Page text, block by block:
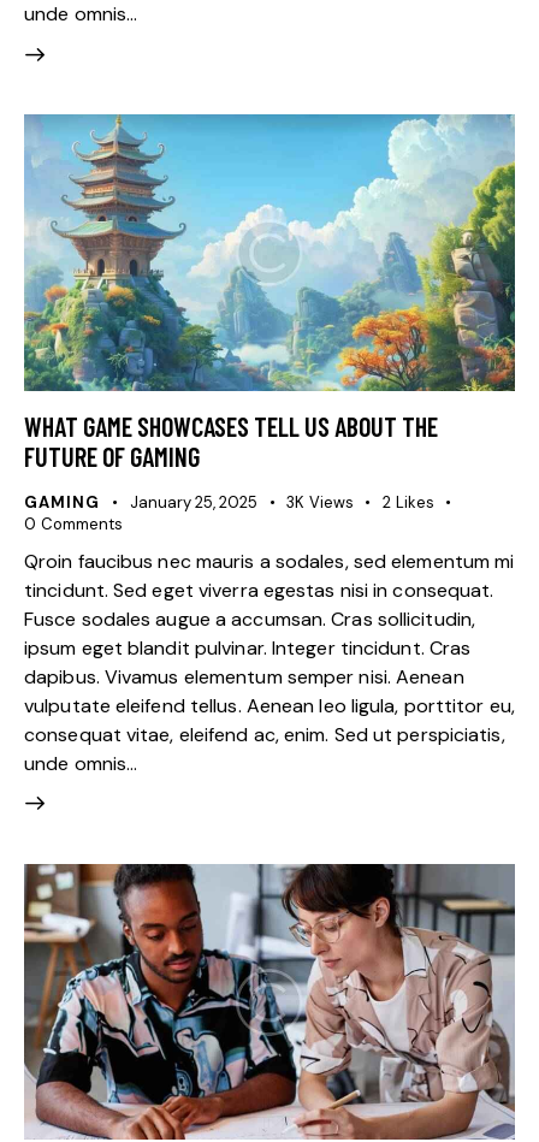
unde omnis…
WHAT GAME SHOWCASES TELL US ABOUT THE
FUTURE OF GAMING
GAMING January 25, 2025 3K Views 2 Likes
0 Comments
Qroin faucibus nec mauris a sodales, sed elementum mi
tincidunt. Sed eget viverra egestas nisi in consequat.
Fusce sodales augue a accumsan. Cras sollicitudin,
ipsum eget blandit pulvinar. Integer tincidunt. Cras
dapibus. Vivamus elementum semper nisi. Aenean
vulputate eleifend tellus. Aenean leo ligula, porttitor eu,
consequat vitae, eleifend ac, enim. Sed ut perspiciatis,
unde omnis…